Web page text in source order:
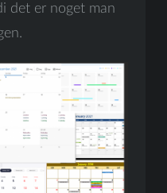
det er noget man